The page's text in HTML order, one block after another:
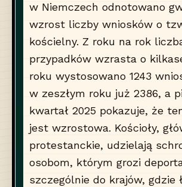
w Niemczech odnotowano
wzrost liczby wniosków o
kościelny. Z roku na rok
przypadków wzrasta o
roku wystosowano 1243
w zeszłym roku już 2386, a
kwartał 2025 pokazuje, że
jest wzrostowa. Kościoły,
protestanckie, udzielają
osobom, którym grozi
szczególnie do krajów, gdzie